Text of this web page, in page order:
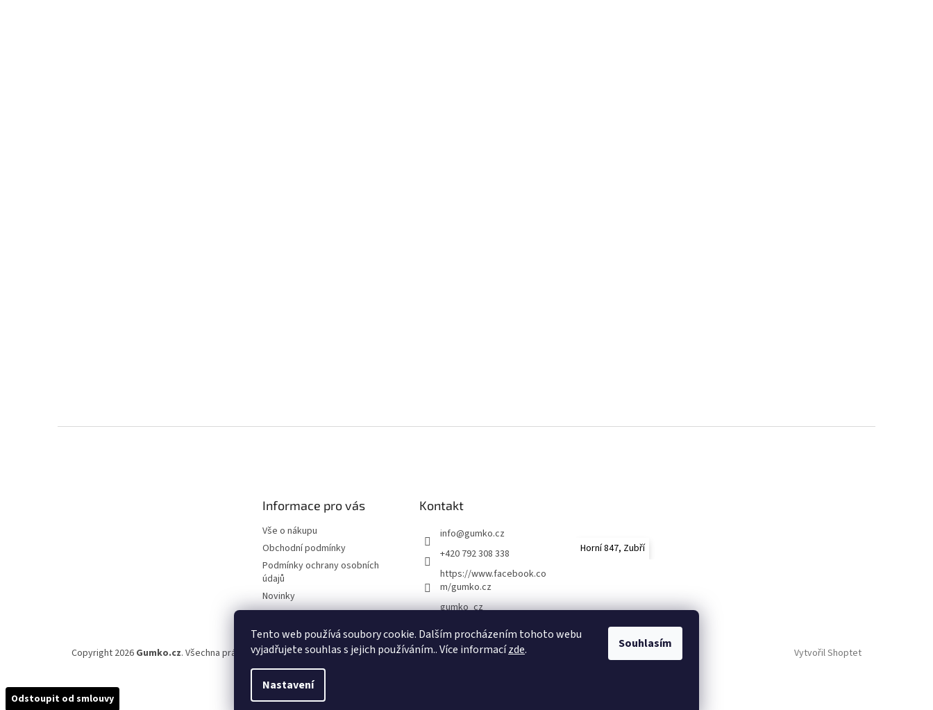
Tento web používá soubory cookie. Dalším procházením tohoto webu
vyjadřujete souhlas s jejich používáním.. Více informacízde.
Nastavení
Souhlasím
Informace pro vás
Vše o nákupu
Obchodní podmínky
Podmínky ochrany osobních
údajů
Novinky
Kontakt
info@gumko.cz
+420 792 308 338
https://www.facebook.co
m/gumko.cz
gumko_cz
Horní 847, Zubří
Vytvořil Shoptet
Copyright 2026 Gumko.cz. Všechna práva vyhrazena.Upravit nastavení cookies
Odstoupit od smlouvy